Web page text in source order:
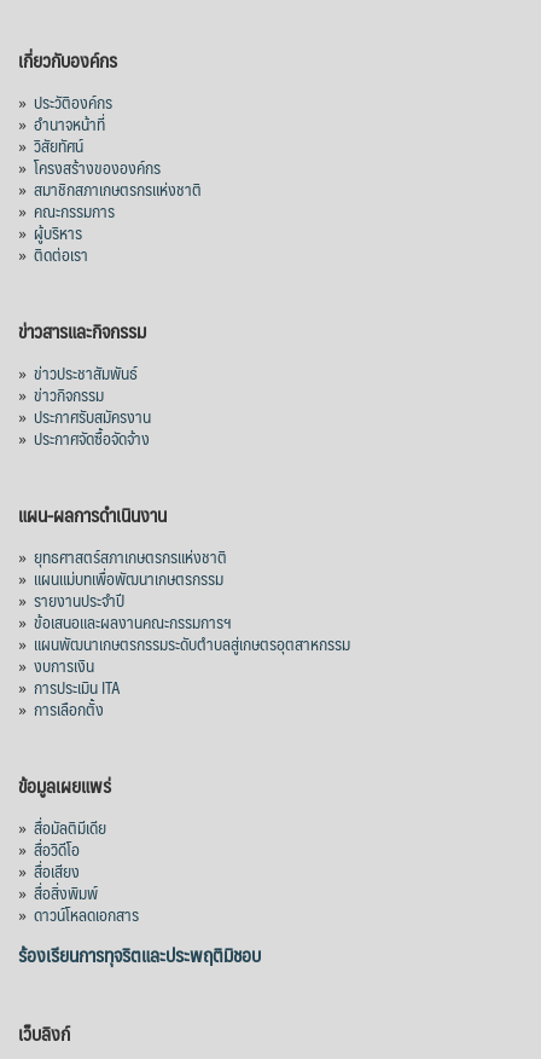
เกี่ยวกับองค์กร
» ประวัติองค์กร
» อำนาจหน้าที่
» วิสัยทัศน์
» โครงสร้างขององค์กร
» สมาชิกสภาเกษตรกรแห่งชาติ
» คณะกรรมการ
» ผู้บริหาร
» ติดต่อเรา
ข่าวสารและกิจกรรม
» ข่าวประชาสัมพันธ์
» ข่าวกิจกรรม
» ประกาศรับสมัครงาน
» ประกาศจัดซื้อจัดจ้าง
แผน-ผลการดำเนินงาน
» ยุทธศาสตร์สภาเกษตรกรแห่งชาติ
» แผนแม่บทเพื่อพัฒนาเกษตรกรรม
» รายงานประจำปี
» ข้อเสนอและผลงานคณะกรรมการฯ
» แผนพัฒนาเกษตรกรรมระดับตำบลสู่เกษตรอุตสาหกรรม
» งบการเงิน
» การประเมิน ITA
» การเลือกตั้ง
ข้อมูลเผยแพร่
» สื่อมัลติมีเดีย
» สื่อวิดีโอ
» สื่อเสียง
» สื่อสิ่งพิมพ์
» ดาวน์โหลดเอกสาร
ร้องเรียนการทุจริตและประพฤติมิชอบ
เว็บลิงก์